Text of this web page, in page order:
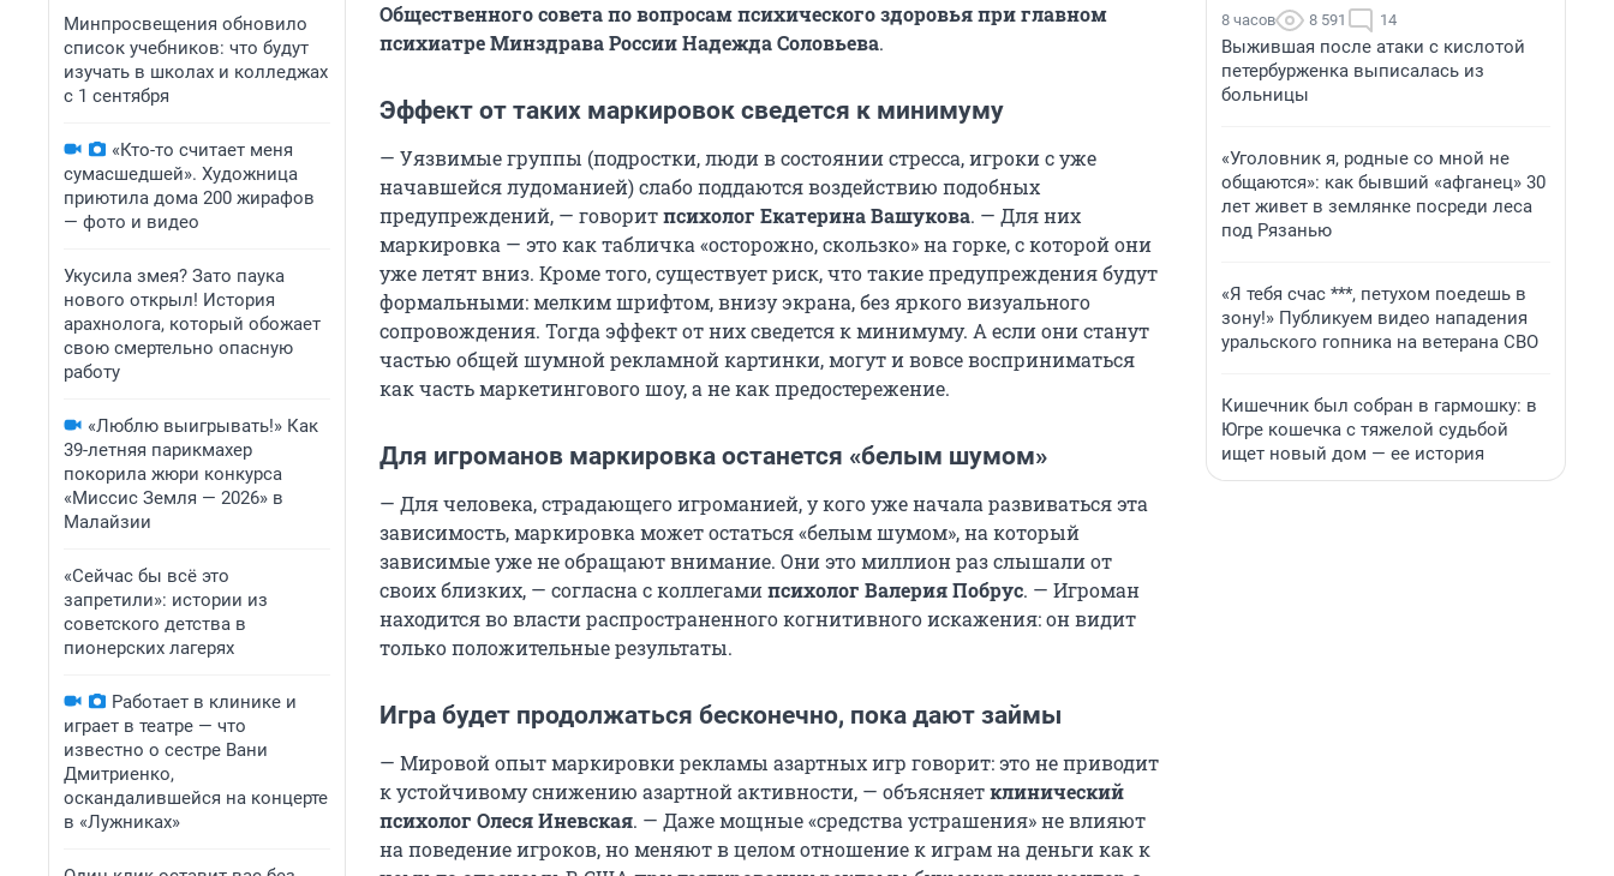
Минпросвещения обновило
список учебников: что будут
изучать в школах и колледжах
с 1 сентября
«Кто-то считает меня
сумасшедшей». Художница
приютила дома 200 жирафов
— фото и видео
Укусила змея? Зато паука
нового открыл! История
арахнолога, который обожает
свою смертельно опасную
работу
«Люблю выигрывать!» Как
39-летняя парикмахер
покорила жюри конкурса
«Миссис Земля — 2026» в
Малайзии
«Сейчас бы всё это
запретили»: истории из
советского детства в
пионерских лагерях
Работает в клинике и
играет в театре — что
известно о сестре Вани
Дмитриенко,
оскандалившейся на концерте
в «Лужниках»
Общественного совета по вопросам психического здоровья при главном
психиатре Минздрава РоссииНадежда Соловьева.
Эффект от таких маркировок сведется к минимуму
— Уязвимые группы (подростки, люди в состоянии стресса, игроки с уже
начавшейся лудоманией) слабо поддаются воздействию подобных
предупреждений, — говоритпсихолог Екатерина Вашукова. — Для них
маркировка — это как табличка «осторожно, скользко» на горке, с которой они
уже летят вниз. Кроме того, существует риск, что такие предупреждения будут
формальными: мелким шрифтом, внизу экрана, без яркого визуального
сопровождения. Тогда эффект от них сведется к минимуму. А если они станут
частью общей шумной рекламной картинки, могут и вовсе восприниматься
как часть маркетингового шоу, а не как предостережение.
Для игроманов маркировка останется «белым шумом»
— Для человека, страдающего игроманией, у кого уже начала развиваться эта
зависимость, маркировка может остаться «белым шумом», на который
зависимые уже не обращают внимание. Они это миллион раз слышали от
своих близких, — согласна с коллегамипсихолог Валерия Побрус. — Игроман
находится во власти распространенного когнитивного искажения: он видит
только положительные результаты.
Игра будет продолжаться бесконечно, пока дают займы
— Мировой опыт маркировки рекламы азартных игр говорит: это не приводит
к устойчивому снижению азартной активности, — объясняетклинический
психолог Олеся Иневская. — Даже мощные «средства устрашения» не влияют
на поведение игроков, но меняют в целом отношение к играм на деньги как к
8 часов 8 591 14
Выжившая после атаки с кислотой
петербурженка выписалась из
больницы
«Уголовник я, родные со мной не
общаются»: как бывший «афганец» 30
лет живет в землянке посреди леса
под Рязанью
«Я тебя счас ***, петухом поедешь в
зону!» Публикуем видео нападения
уральского гопника на ветерана СВО
Кишечник был собран в гармошку: в
Югре кошечка с тяжелой судьбой
ищет новый дом — ее история